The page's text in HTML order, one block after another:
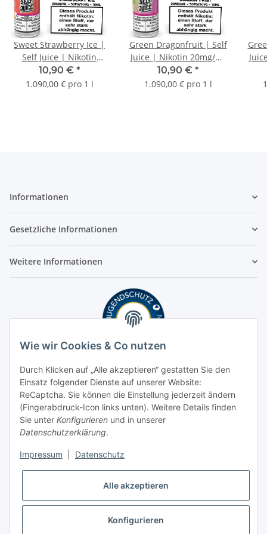
Sweet Strawberry Ice |
Self Juice | Nikotin
10mg/ml | Liquid | 10ml
10,90 € *
1.090,00 € pro 1 l
Green Dragonfruit | Self
Juice | Nikotin 20mg/ml
| Liquid | 10ml
10,90 € *
1.090,00 € pro 1 l
Informationen
Gesetzliche Informationen
Weitere Informationen
Wie wir Cookies & Co nutzen
Durch Klicken auf „Alle akzeptieren“ gestatten Sie den
Einsatz folgender Dienste auf unserer Website:
ReCaptcha. Sie können die Einstellung jederzeit ändern
(Fingerabdruck-Icon links unten). Weitere Details finden
Sie unter Konfigurieren und in unserer
Datenschutzerklärung.
Impressum Datenschutz
Alle akzeptieren
Konfigurieren